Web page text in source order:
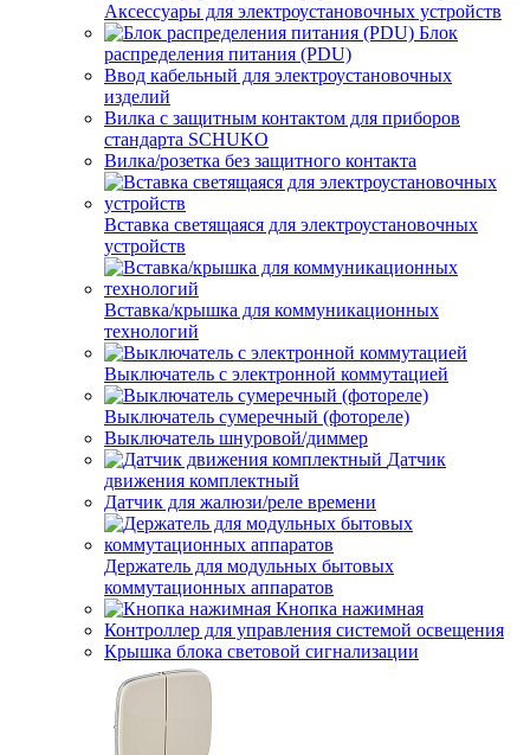
Аксессуары для электроустановочных устройств
Блок
распределения питания (PDU)
Ввод кабельный для электроустановочных
изделий
Вилка с защитным контактом для приборов
стандарта SCHUKO
Вилка/розетка без защитного контакта
Вставка светящаяся для электроустановочных
устройств
Вставка/крышка для коммуникационных
технологий
Выключатель с электронной коммутацией
Выключатель сумеречный (фотореле)
Выключатель шнуровой/диммер
Датчик
движения комплектный
Датчик для жалюзи/реле времени
Держатель для модульных бытовых
коммутационных аппаратов
Кнопка нажимная
Контроллер для управления системой освещения
Крышка блока световой сигнализации